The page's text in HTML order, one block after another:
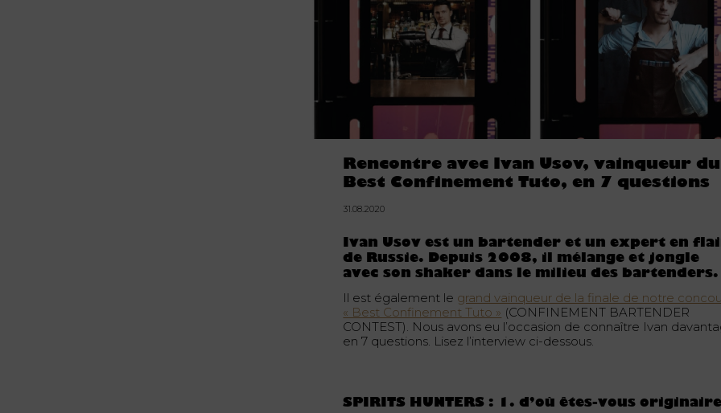
Rencontre avec Ivan Usov, vainqueur du
Best Confinement Tuto, en 7 questions
31.08.2020
Ivan Usov est un bartender et un expert en
de Russie. Depuis 2008, il mélange et jongle
avec son shaker dans le milieu des bartenders.
Il est également le grand vainqueur de la finale de notre
« Best Confinement Tuto » (CONFINEMENT BARTENDER
CONTEST). Nous avons eu l’occasion de connaître Ivan
en 7 questions. Lisez l’interview ci-dessous.
SPIRITS HUNTERS : 1. d’où êtes-vous